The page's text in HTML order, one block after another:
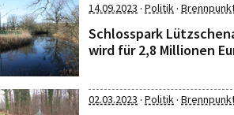
14.09.2023 · Politik·
Schlosspark
wird für 2,8 Millionen
02.03.2023 · Politik·